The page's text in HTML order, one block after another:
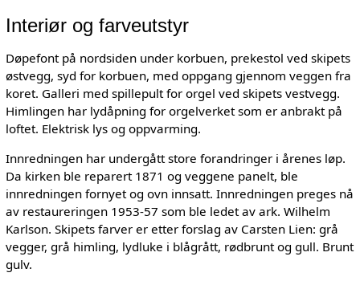
Interiør og farveutstyr
Døpefont på nordsiden under korbuen, prekestol ved skipets
østvegg, syd for korbuen, med oppgang gjennom veggen fra
koret. Galleri med spillepult for orgel ved skipets vestvegg.
Himlingen har lydåpning for orgelverket som er anbrakt på
loftet. Elektrisk lys og oppvarming.
Innredningen har undergått store forandringer i årenes løp.
Da kirken ble reparert 1871 og veggene panelt, ble
innredningen fornyet og ovn innsatt. Innredningen preges nå
av restaureringen 1953-57 som ble ledet av ark. Wilhelm
Karlson. Skipets farver er etter forslag av Carsten Lien: grå
vegger, grå himling, lydluke i blågrått, rødbrunt og gull. Brunt
gulv.